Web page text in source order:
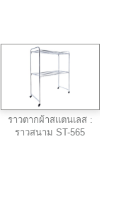
ราวตากผ้าสแตนเลส :
ราวสนาม ST-565